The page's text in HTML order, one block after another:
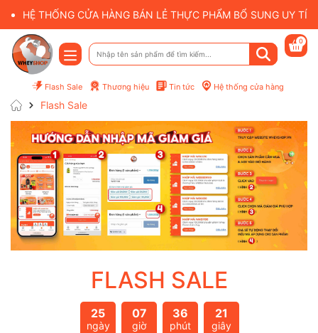
HỆ THỐNG CỬA HÀNG BÁN LẺ THỰC PHẨM BỔ SUNG UY
Flash Sale Thương hiệu Tin tức Hệ thống cửa hàng
0
Flash Sale
FLASH SALE
25
ngày
07
giờ
36
phút
20
giây